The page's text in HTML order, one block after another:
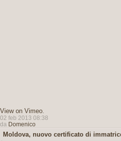
View on Vimeo.
02 feb 2013 08:38
da Domenico
Moldova, nuovo certificato di